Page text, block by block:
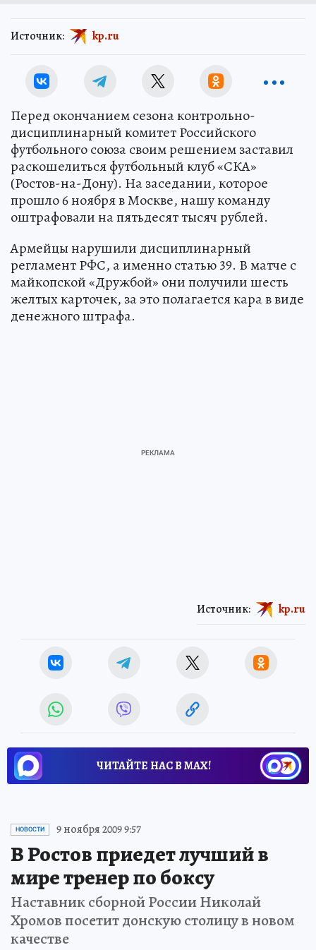
Источник: kp.ru
Перед окончанием сезона контрольно-
дисциплинарный комитет Российского
футбольного союза своим решением заставил
раскошелиться футбольный клуб «СКА»
(Ростов-на-Дону). На заседании, которое
прошло 6 ноября в Москве, нашу команду
оштрафовали на пятьдесят тысяч рублей.
Армейцы нарушили дисциплинарный
регламент РФС, а именно статью 39. В матче с
майкопской «Дружбой» они получили шесть
желтых карточек, за это полагается кара в виде
денежного штрафа.
Источник: kp.ru
ЧИТАЙТЕ НАС В МАХ!
НОВОСТИ 9 ноября 2009 9:57
В Ростов приедет лучший в
мире тренер по боксу
Наставник сборной России Николай
Хромов посетит донскую столицу в новом
качестве